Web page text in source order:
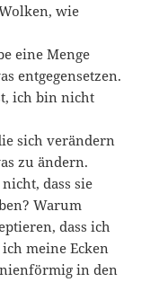
wie
eine Menge
entgegensetzen.
ich bin nicht
sich verändern
zu ändern.
dass sie
Warum
dass ich
meine Ecken
in den